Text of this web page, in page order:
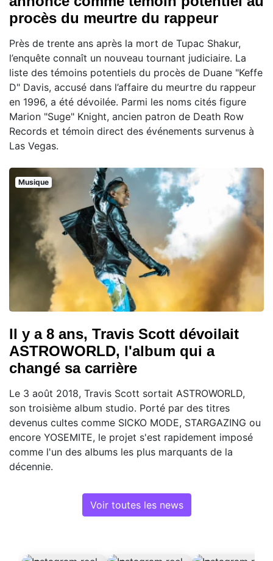
procès du meurtre du rappeur
Près de trente ans après la mort de Tupac Shakur,
l’enquête connaît un nouveau tournant judiciaire. La
liste des témoins potentiels du procès de Duane "Keffe
D" Davis, accusé dans l’affaire du meurtre du rappeur
en 1996, a été dévoilée. Parmi les noms cités figure
Marion "Suge" Knight, ancien patron de Death Row
Records et témoin direct des événements survenus à
Las Vegas.
Musique
Il y a 8 ans, Travis Scott dévoilait
ASTROWORLD, l'album qui a
changé sa carrière
Le 3 août 2018, Travis Scott sortait ASTROWORLD,
son troisième album studio. Porté par des titres
devenus cultes comme SICKO MODE, STARGAZING ou
encore YOSEMITE, le projet s'est rapidement imposé
comme l'un des albums les plus marquants de la
décennie.
Voir toutes les news